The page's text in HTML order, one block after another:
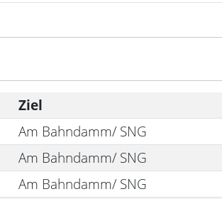
Ziel
Am Bahndamm/ SNG
Am Bahndamm/ SNG
Am Bahndamm/ SNG